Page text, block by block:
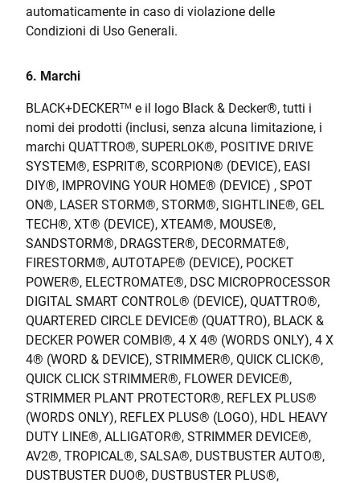
automaticamente in caso di violazione delle
Condizioni di Uso Generali.
6. Marchi
BLACK+DECKERTM e il logo Black & Decker®, tutti i
nomi dei prodotti (inclusi, senza alcuna limitazione, i
marchi QUATTRO®, SUPERLOK®, POSITIVE DRIVE
SYSTEM®, ESPRIT®, SCORPION® (DEVICE), EASI
DIY®, IMPROVING YOUR HOME® (DEVICE) , SPOT
ON®, LASER STORM®, STORM®, SIGHTLINE®, GEL
TECH®, XT® (DEVICE), XTEAM®, MOUSE®,
SANDSTORM®, DRAGSTER®, DECORMATE®,
FIRESTORM®, AUTOTAPE® (DEVICE), POCKET
POWER®, ELECTROMATE®, DSC MICROPROCESSOR
DIGITAL SMART CONTROL® (DEVICE), QUATTRO®,
QUARTERED CIRCLE DEVICE® (QUATTRO), BLACK &
DECKER POWER COMBI®, 4 X 4® (WORDS ONLY), 4 X
4® (WORD & DEVICE), STRIMMER®, QUICK CLICK®,
QUICK CLICK STRIMMER®, FLOWER DEVICE®,
STRIMMER PLANT PROTECTOR®, REFLEX PLUS®
(WORDS ONLY), REFLEX PLUS® (LOGO), HDL HEAVY
DUTY LINE®, ALLIGATOR®, STRIMMER DEVICE®,
AV2®, TROPICAL®, SALSA®, DUSTBUSTER AUTO®,
DUSTBUSTER DUO®, DUSTBUSTER PLUS®,